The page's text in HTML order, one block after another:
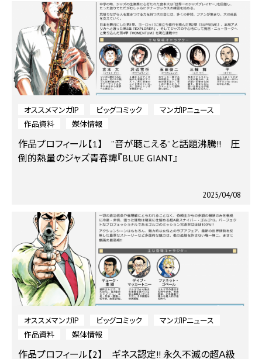
オススメマンガIP ビッグコミック
マンガIPニュース
作品資料
媒体情報
作品プロフィール【1】 ”音が聴こえる”と話題沸騰!! 圧
倒的熱量のジャズ青春譚『BLUE GIANT』
2025/04/08
オススメマンガIP ビッグコミック
マンガIPニュース
作品資料
媒体情報
作品プロフィール【2】 ギネス認定!! 永久不滅の超Ａ級